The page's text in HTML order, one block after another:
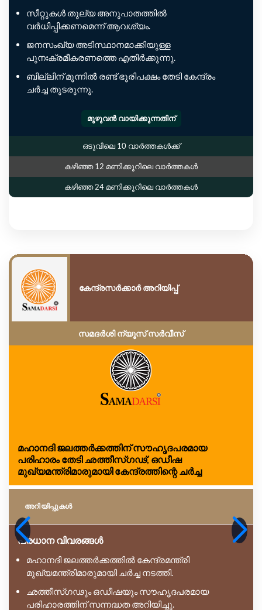
സീറ്റുകൾ തുല്യ അനുപാതത്തിൽ
വർധിപ്പിക്കണമെന്ന് ആവശ്യം.
ജനസംഖ്യ അടിസ്ഥാനമാക്കിയുള്ള
പുനഃക്രമീകരണത്തെ എതിർക്കുന്നു.
ബില്ലിന് മൂന്നിൽ രണ്ട് ഭൂരിപക്ഷം തേടി കേന്ദ്രം
ചർച്ച തുടരുന്നു.
മുഴുവൻ വായിക്കുന്നതിന്
ഒടുവിലെ 10 വാർത്തകൾക്ക്
കഴിഞ്ഞ 12 മണിക്കൂറിലെ വാർത്തകൾ
കഴിഞ്ഞ 24 മണിക്കൂറിലെ വാർത്തകൾ
കേന്ദ്രസർക്കാർ അറിയിപ്പ്
സമദർശി ന്യൂസ് സർവീസ്
മഹാനദി ജലത്തർക്കത്തിന് സൗഹൃദപരമായ
പരിഹാരം തേടി ഛത്തീസ്ഗഢ്, ഒഡീഷ
മുഖ്യമന്ത്രിമാരുമായി കേന്ദ്രത്തിന്റെ ചർച്ച
അറിയിപ്പുകള്‍
പ്രധാന വിവരങ്ങൾ
മഹാനദി ജലത്തർക്കത്തിൽ കേന്ദ്രമന്ത്രി
മുഖ്യമന്ത്രിമാരുമായി ചർച്ച നടത്തി.
ഛത്തീസ്ഗഢും ഒഡീഷയും സൗഹൃദപരമായ
പരിഹാരത്തിന് സന്നദ്ധത അറിയിച്ചു.